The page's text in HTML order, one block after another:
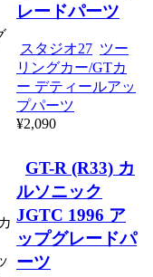
レードパーツ
スタジオ27 ツー
リングカー/GTカ
ー デティールアッ
プパーツ
¥2,090
GT-R (R33) カ
ルソニック
JGTC 1996 ア
ップグレードパ
ーツ